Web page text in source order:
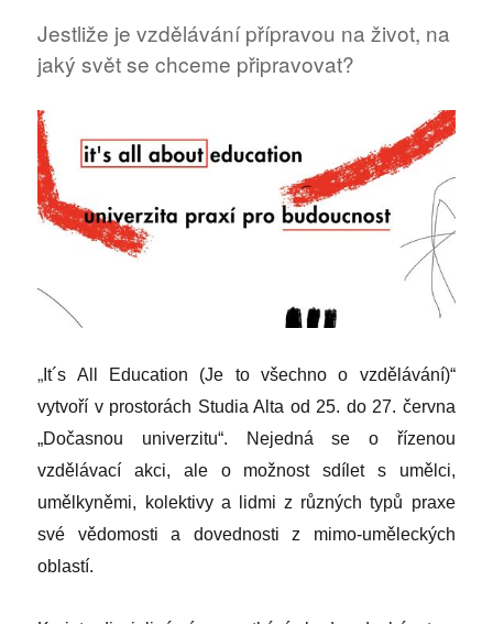
ALTA
Praha
Jestliže je vzdělávání přípravou na život, na
jaký svět se chceme připravovat?
„ It´s All Education (Je to všechno o vzdělávání)“
vytvoří v prostorách Studia Alta od 25. do 27. června
„Dočasnou univerzitu“. Nejedná se o řízenou
vzdělávací akci, ale o možnost sdílet s umělci,
umělkyněmi, kolektivy a lidmi z různých typů praxe
své vědomosti a dovednosti z mimo-uměleckých
oblastí.